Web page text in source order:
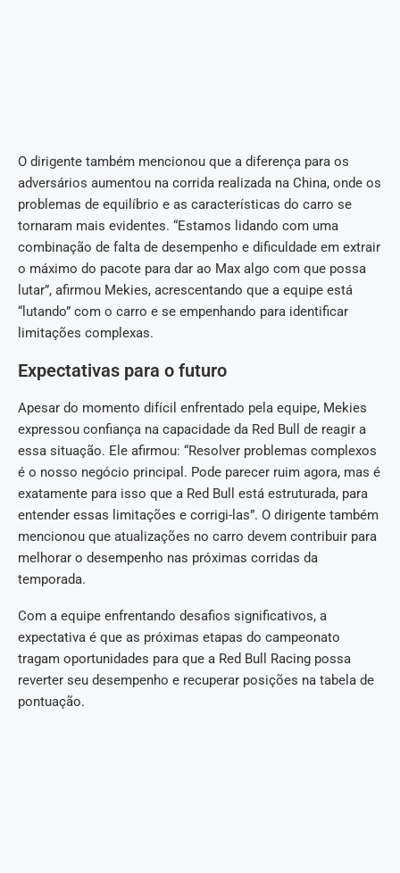
O dirigente também mencionou que a diferença para os
adversários aumentou na corrida realizada na China, onde os
problemas de equilíbrio e as características do carro se
tornaram mais evidentes. “Estamos lidando com uma
combinação de falta de desempenho e dificuldade em extrair
o máximo do pacote para dar ao Max algo com que possa
lutar”, afirmou Mekies, acrescentando que a equipe está
“lutando” com o carro e se empenhando para identificar
limitações complexas.
Expectativas para o futuro
Apesar do momento difícil enfrentado pela equipe, Mekies
expressou confiança na capacidade da Red Bull de reagir a
essa situação. Ele afirmou: “Resolver problemas complexos
é o nosso negócio principal. Pode parecer ruim agora, mas é
exatamente para isso que a Red Bull está estruturada, para
entender essas limitações e corrigi-las”. O dirigente também
mencionou que atualizações no carro devem contribuir para
melhorar o desempenho nas próximas corridas da
temporada.
Com a equipe enfrentando desafios significativos, a
expectativa é que as próximas etapas do campeonato
tragam oportunidades para que a Red Bull Racing possa
reverter seu desempenho e recuperar posições na tabela de
pontuação.